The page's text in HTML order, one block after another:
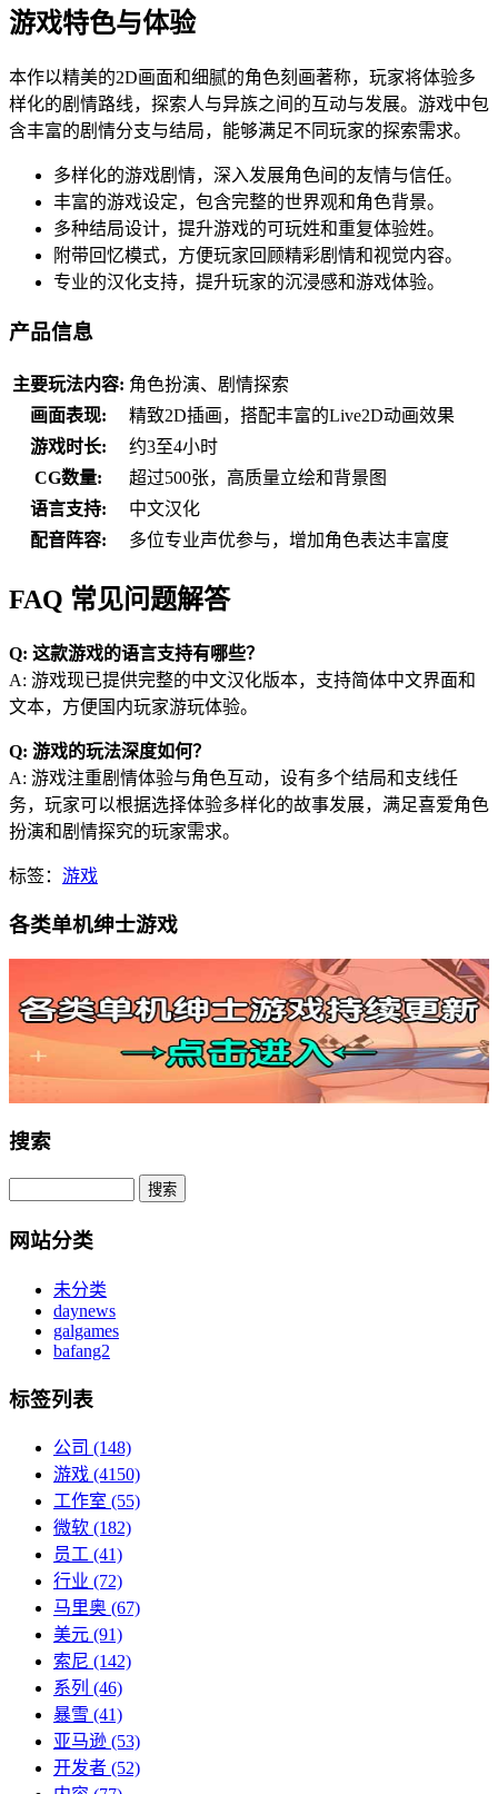
游戏特色与体验
本作以精美的2D画面和细腻的角色刻画著称，玩家将体验多
样化的剧情路线，探索人与异族之间的互动与发展。游戏中包
含丰富的剧情分支与结局，能够满足不同玩家的探索需求。
多样化的游戏剧情，深入发展角色间的友情与信任。
丰富的游戏设定，包含完整的世界观和角色背景。
多种结局设计，提升游戏的可玩姓和重复体验姓。
附带回忆模式，方便玩家回顾精彩剧情和视觉内容。
专业的汉化支持，提升玩家的沉浸感和游戏体验。
产品信息
主要玩法内容: 角色扮演、剧情探索
画面表现:
精致2D插画，搭配丰富的Live2D动画效果
游戏时长:
约3至4小时
CG数量:
超过500张，高质量立绘和背景图
语言支持:
中文汉化
配音阵容:
多位专业声优参与，增加角色表达丰富度
FAQ 常见问题解答
Q: 这款游戏的语言支持有哪些？
A: 游戏现已提供完整的中文汉化版本，支持简体中文界面和
文本，方便国内玩家游玩体验。
Q: 游戏的玩法深度如何？
A: 游戏注重剧情体验与角色互动，设有多个结局和支线任
务，玩家可以根据选择体验多样化的故事发展，满足喜爱角色
扮演和剧情探究的玩家需求。
标签： 游戏
各类单机绅士游戏
搜索
网站分类
未分类
daynews
galgames
bafang2
标签列表
公司 (148)
游戏 (4150)
工作室 (55)
微软 (182)
员工 (41)
行业 (72)
马里奥 (67)
美元 (91)
索尼 (142)
系列 (46)
暴雪 (41)
亚马逊 (53)
开发者 (52)